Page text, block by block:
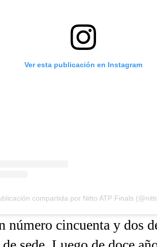
Ver esta publicación en Instagram
compartida por Nitto ATP Finals
número cincuenta y dos